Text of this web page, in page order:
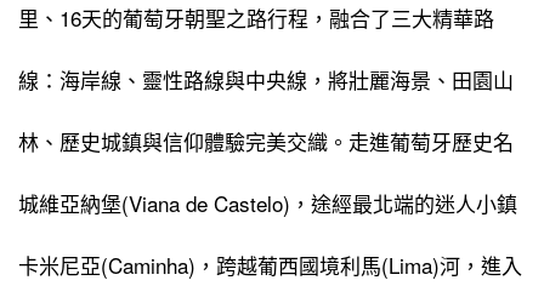
里、16天的葡萄牙朝聖之路行程，融合了三大精華路
線：海岸線、靈性路線與中央線，將壯麗海景、田園山
林、歷史城鎮與信仰體驗完美交織。走進葡萄牙歷史名
城維亞納堡(Viana de Castelo)，途經最北端的迷人小鎮
卡米尼亞(Caminha)，跨越葡西國境利馬(Lima)河，進入